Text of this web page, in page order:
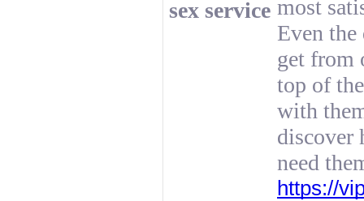
sex service most
Even
get from
top of
with
discover
need
https://